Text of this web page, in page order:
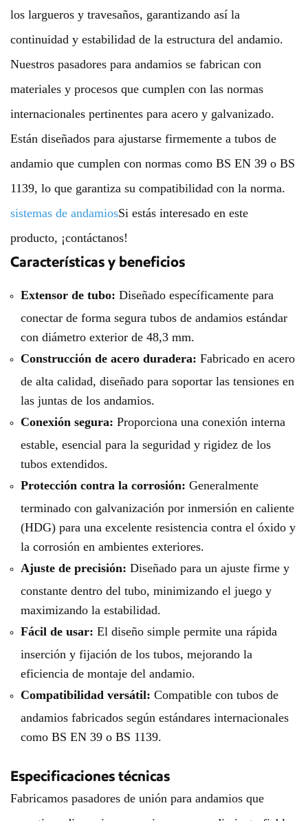
los largueros y travesaños, garantizando así la
continuidad y estabilidad de la estructura del andamio.
Nuestros pasadores para andamios se fabrican con
materiales y procesos que cumplen con las normas
internacionales pertinentes para acero y galvanizado.
Están diseñados para ajustarse firmemente a tubos de
andamio que cumplen con normas como BS EN 39 o BS
1139, lo que garantiza su compatibilidad con la norma.
sistemas de andamiosSi estás interesado en este
producto, ¡contáctanos!
Características y beneficios
Extensor de tubo: Diseñado específicamente para
conectar de forma segura tubos de andamios estándar
con diámetro exterior de 48,3 mm.
Construcción de acero duradera: Fabricado en acero
de alta calidad, diseñado para soportar las tensiones en
las juntas de los andamios.
Conexión segura: Proporciona una conexión interna
estable, esencial para la seguridad y rigidez de los
tubos extendidos.
Protección contra la corrosión: Generalmente
terminado con galvanización por inmersión en caliente
(HDG) para una excelente resistencia contra el óxido y
la corrosión en ambientes exteriores.
Ajuste de precisión: Diseñado para un ajuste firme y
constante dentro del tubo, minimizando el juego y
maximizando la estabilidad.
Fácil de usar: El diseño simple permite una rápida
inserción y fijación de los tubos, mejorando la
eficiencia de montaje del andamio.
Compatibilidad versátil: Compatible con tubos de
andamios fabricados según estándares internacionales
como BS EN 39 o BS 1139.
Especificaciones técnicas
Fabricamos pasadores de unión para andamios que